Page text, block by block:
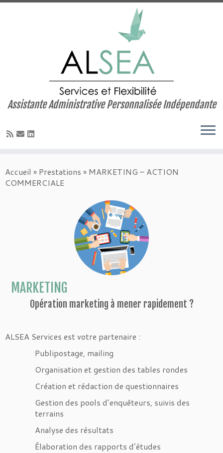
to
content
Assistante Administrative Personnalisée Indépendante
Accueil » Prestations » MARKETING – ACTION
COMMERCIALE
MARKETING
Opération marketing à mener rapidement ?
ALSEA Services est votre partenaire :
Publipostage, mailing
Organisation et gestion des tables rondes
Création et rédaction de questionnaires
Gestion des pools d’enquêteurs, suivis des
terrains
Analyse des résultats
Élaboration des rapports d’études